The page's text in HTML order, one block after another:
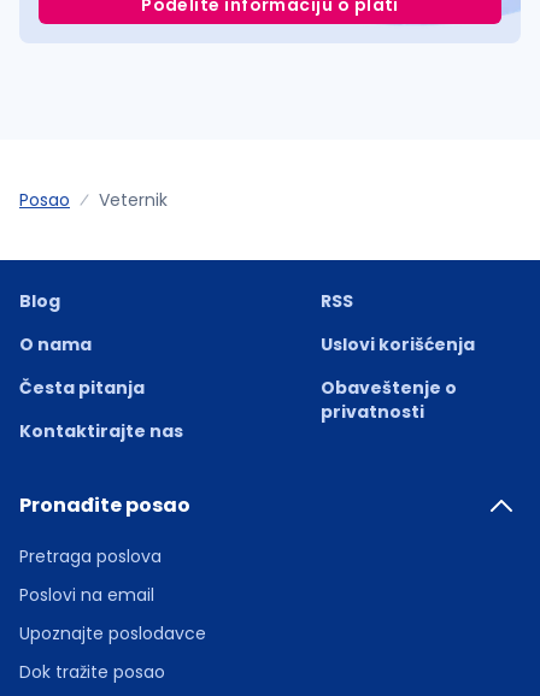
Posao Veternik
Blog
O nama
Česta pitanja
Kontaktirajte nas
RSS
Uslovi korišćenja
Obaveštenje o
privatnosti
Pronađite posao
Pretraga poslova
Poslovi na email
Upoznajte poslodavce
Dok tražite posao